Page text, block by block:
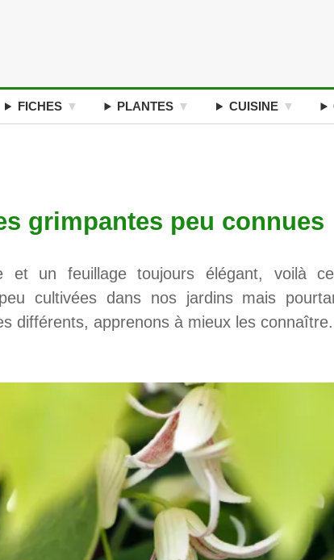
FICHES PLANTES CUISINE
grimpantes peu connues
et un feuillage toujours élégant, voilà
cultivées dans nos jardins mais
différents, apprenons à mieux les connaître.